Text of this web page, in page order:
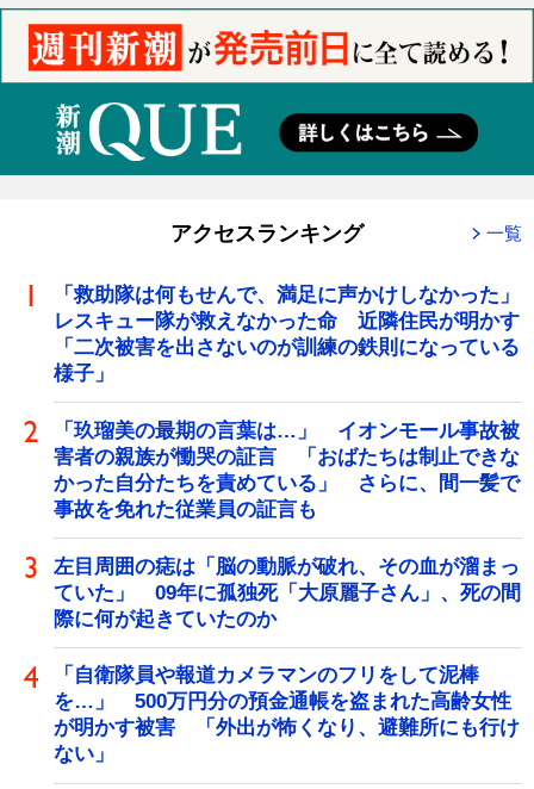
アクセスランキング 一覧
「救助隊は何もせんで、満足に声かけしなかった」
レスキュー隊が救えなかった命 近隣住民が明かす
「二次被害を出さないのが訓練の鉄則になっている
様子」
「玖瑠美の最期の言葉は…」 イオンモール事故被
害者の親族が慟哭の証言 「おばたちは制止できな
かった自分たちを責めている」 さらに、間一髪で
事故を免れた従業員の証言も
左目周囲の痣は「脳の動脈が破れ、その血が溜まっ
ていた」 09年に孤独死「大原麗子さん」、死の間
際に何が起きていたのか
「自衛隊員や報道カメラマンのフリをして泥棒
を…」 500万円分の預金通帳を盗まれた高齢女性
が明かす被害 「外出が怖くなり、避難所にも行け
ない」